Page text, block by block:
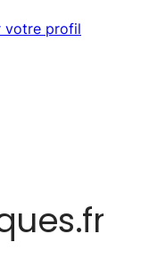
votre profil